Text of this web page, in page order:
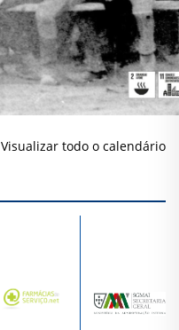
Visualizar todo o calendário